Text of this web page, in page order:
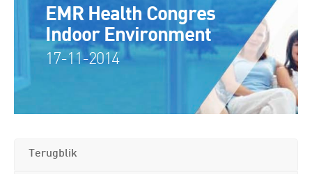
EMR Health Congres
Indoor Environment
17-11-2014
Terugblik